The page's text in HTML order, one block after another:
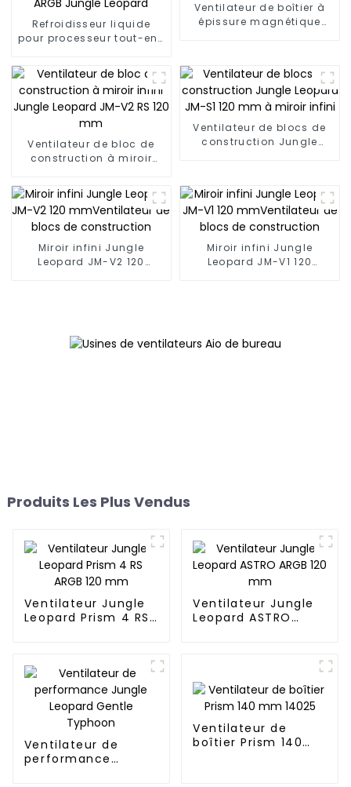
Refroidisseur liquide
pour processeur tout-en-
Digital ARGB Jungle
Leopard
Ventilateur de boîtier à
épissure magnétique
Ventilateur de bloc de
construction à miroir
V2 RS 120 mm
Ventilateur de blocs de
construction Jungle
Miroir infini Jungle
Leopard JM-V2 120
Miroir infini Jungle
Leopard JM-V1 120
Produits Les Plus Vendus
Ventilateur Jungle
Leopard Prism 4 RS
Ventilateur Jungle
Leopard ASTRO
Ventilateur de
performance
Ventilateur de
boîtier Prism 140